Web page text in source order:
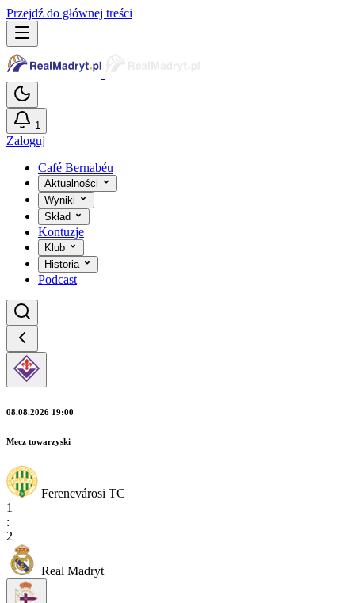
Przejdź do głównej treści
1
Zaloguj
Café Bernabéu
Aktualności
Wyniki
Skład
Kontuzje
Klub
Historia
Podcast
08.08.2026 19:00
Mecz towarzyski
Ferencvárosi TC
1
:
2
Real Madryt